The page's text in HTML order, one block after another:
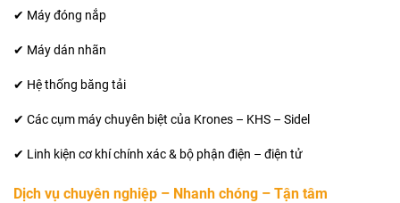
✔ Máy đóng nắp
✔ Máy dán nhãn
✔ Hệ thống băng tải
✔ Các cụm máy chuyên biệt của Krones – KHS – Sidel
✔ Linh kiện cơ khí chính xác & bộ phận điện – điện tử
Dịch vụ chuyên nghiệp – Nhanh chóng – Tận tâm